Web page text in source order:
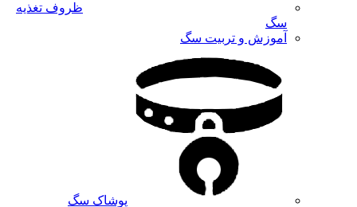
ظروف تغذیه
سگ
آموزش و تربیت سگ
پوشاک سگ